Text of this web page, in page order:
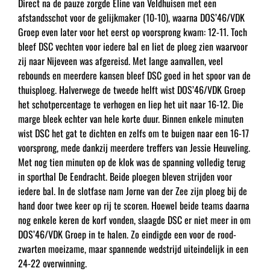
Direct na de pauze zorgde Eline van Veldhuisen met een
afstandsschot voor de gelijkmaker (10-10), waarna DOS’46/VDK
Groep even later voor het eerst op voorsprong kwam: 12-11. Toch
bleef DSC vechten voor iedere bal en liet de ploeg zien waarvoor
zij naar Nijeveen was afgereisd. Met lange aanvallen, veel
rebounds en meerdere kansen bleef DSC goed in het spoor van de
thuisploeg. Halverwege de tweede helft wist DOS’46/VDK Groep
het schotpercentage te verhogen en liep het uit naar 16-12. Die
marge bleek echter van hele korte duur. Binnen enkele minuten
wist DSC het gat te dichten en zelfs om te buigen naar een 16-17
voorsprong, mede dankzij meerdere treffers van Jessie Heuveling.
Met nog tien minuten op de klok was de spanning volledig terug
in sporthal De Eendracht. Beide ploegen bleven strijden voor
iedere bal. In de slotfase nam Jorne van der Zee zijn ploeg bij de
hand door twee keer op rij te scoren. Hoewel beide teams daarna
nog enkele keren de korf vonden, slaagde DSC er niet meer in om
DOS’46/VDK Groep in te halen. Zo eindigde een voor de rood-
zwarten moeizame, maar spannende wedstrijd uiteindelijk in een
24-22 overwinning.